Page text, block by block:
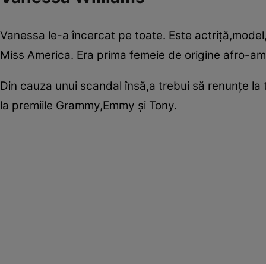
Vanessa le-a încercat pe toate. Este
Miss America. Era prima femeie de origine afro-
Din cauza unui scandal însă,a trebui să renunţe
la premiile Grammy,Emmy şi Tony.